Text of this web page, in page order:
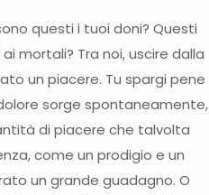
questi i tuoi doni? Questi
mortali? Tra noi, uscire dalla
un piacere. Tu spargi pene
sorge spontaneamente,
di piacere che talvolta
come un prodigio e un
un grande guadagno. O